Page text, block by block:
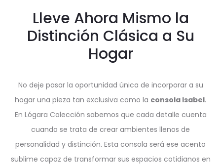
Lleve Ahora Mismo la
Distinción Clásica a Su
Hogar
No deje pasar la oportunidad única de incorporar a su
hogar una pieza tan exclusiva como la consola Isabel.
En Lógara Colección sabemos que cada detalle cuenta
cuando se trata de crear ambientes llenos de
personalidad y distinción. Esta consola será ese acento
sublime capaz de transformar sus espacios cotidianos en